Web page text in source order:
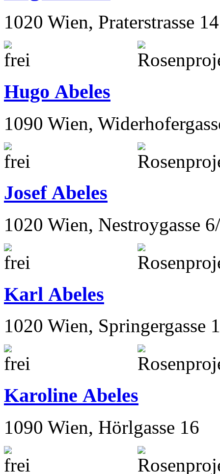
1020 Wien, Praterstrasse 14
Hugo Abeles
1090 Wien,
Josef Abeles
1020 Wien, Nestroygasse
Karl Abeles
1020 Wien, Springergasse
Karoline Abeles
1090 Wien, Hörlgasse 16